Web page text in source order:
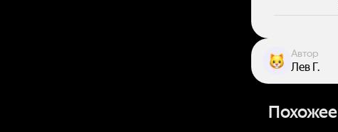
Автор
Лев Г.
Похожее